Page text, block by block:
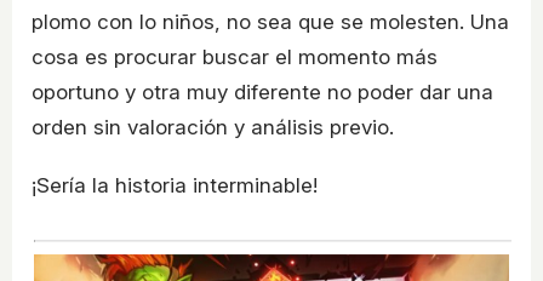
plomo con lo niños, no sea que se molesten. Una
cosa es procurar buscar el momento más
oportuno y otra muy diferente no poder dar una
orden sin valoración y análisis previo.
¡Sería la historia interminable!